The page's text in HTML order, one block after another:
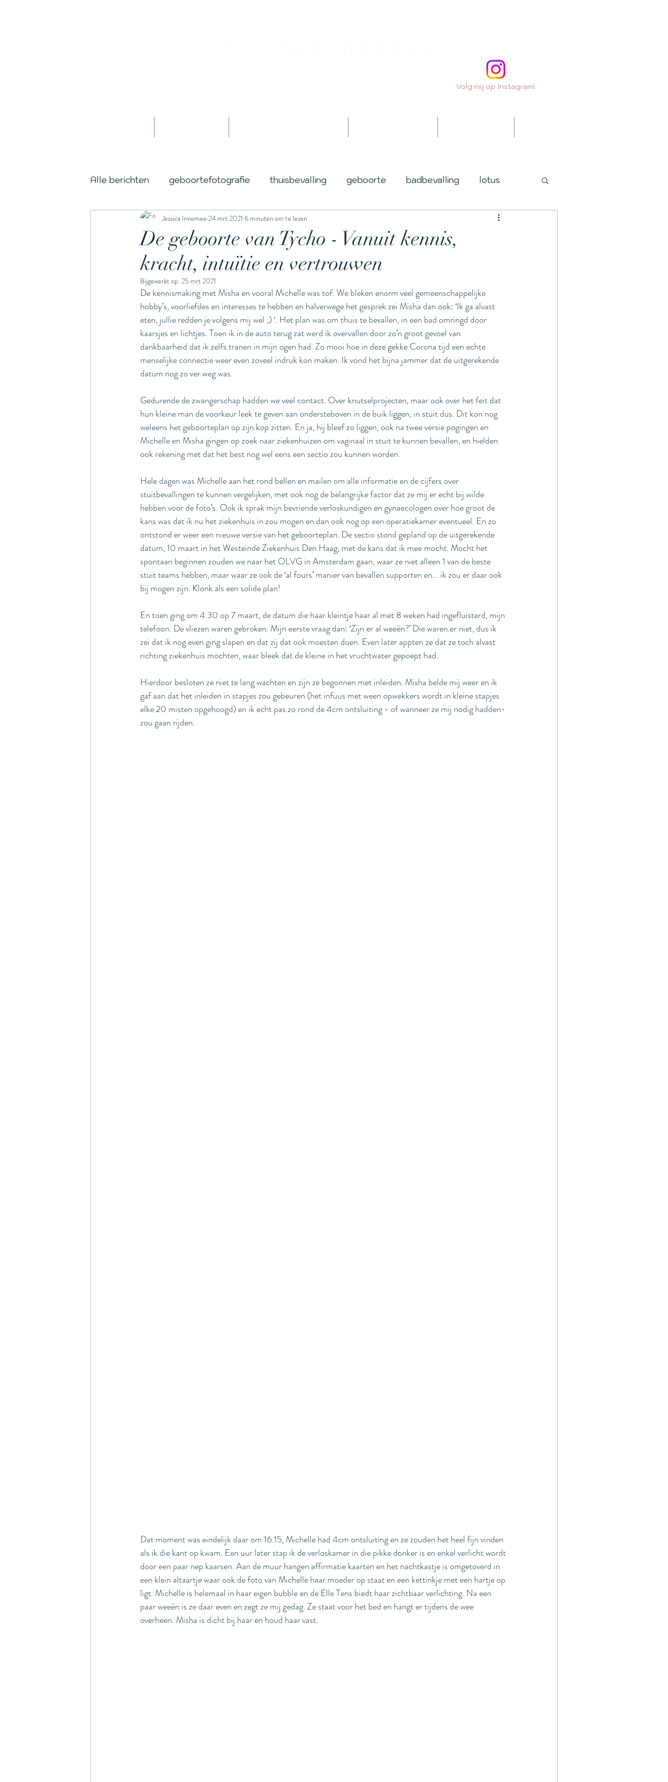
Volg mij op Instagram!
Alle berichten geboortefotografie thuisbevalling geboorte badbevalling lotus
cordburning day in the life lotus award
awardwinninphotographer stuitbevalling stuit miskraam
bodypositivity kerstmis keizersnede tweeling
De geboorte van Tycho - Vanuit kennis,
kracht, intuïtie en vertrouwen
Jessica Innemee 24 mrt 2021 6 minuten om te lezen
Bijgewerkt op: 25 mrt 2021
De kennismaking met Misha en vooral Michelle was tof. We bleken enorm veel gemeenschappelijke
hobby’s, voorliefdes en interesses te hebben en halverwege het gesprek zei Misha dan ook: ‘Ik ga alvast
eten, jullie redden je volgens mij wel ;) ‘. Het plan was om thuis te bevallen, in een bad omringd door
kaarsjes en lichtjes. Toen ik in de auto terug zat werd ik overvallen door zo’n groot gevoel van
dankbaarheid dat ik zelfs tranen in mijn ogen had. Zo mooi hoe in deze gekke Corona tijd een echte
menselijke connectie weer even zoveel indruk kon maken. Ik vond het bijna jammer dat de uitgerekende
datum nog zo ver weg was.
Gedurende de zwangerschap hadden we veel contact. Over knutselprojecten, maar ook over het feit dat
hun kleine man de voorkeur leek te geven aan ondersteboven in de buik liggen, in stuit dus. Dit kon nog
weleens het geboorteplan op zijn kop zitten. En ja, hij bleef zo liggen, ook na twee versie pogingen en
Michelle en Misha gingen op zoek naar ziekenhuizen om vaginaal in stuit te kunnen bevallen, en hielden
ook rekening met dat het best nog wel eens een sectio zou kunnen worden.
Hele dagen was Michelle aan het rond bellen en mailen om alle informatie en de cijfers over
stuitbevallingen te kunnen vergelijken, met ook nog de belangrijke factor dat ze mij er echt bij wilde
hebben voor de foto’s. Ook ik sprak mijn bevriende verloskundigen en gynaecologen over hoe groot de
kans was dat ik nu het ziekenhuis in zou mogen en dan ook nog op een operatiekamer eventueel. En zo
ontstond er weer een nieuwe versie van het geboorteplan. De sectio stond gepland op de uitgerekende
datum, 10 maart in het Westeinde Ziekenhuis Den Haag, met de kans dat ik mee mocht. Mocht het
spontaan beginnen zouden we naar het OLVG in Amsterdam gaan, waar ze niet alleen 1 van de beste
stuit teams hebben, maar waar ze ook de ‘al fours’ manier van bevallen supporten en... ik zou er daar ook
bij mogen zijn. Klonk als een solide plan!
En toen ging om 4.30 op 7 maart, de datum die haar kleintje haar al met 8 weken had ingefluisterd, mijn
telefoon. De vliezen waren gebroken. Mijn eerste vraag dan: ‘Zijn er al weeën?’ Die waren er niet, dus ik
zei dat ik nog even ging slapen en dat zij dat ook moesten doen. Even later appten ze dat ze toch alvast
richting ziekenhuis mochten, waar bleek dat de kleine in het vruchtwater gepoept had.
Hierdoor besloten ze niet te lang wachten en zijn ze begonnen met inleiden. Misha belde mij weer en ik
gaf aan dat het inleiden in stapjes zou gebeuren (het infuus met ween opwekkers wordt in kleine stapjes
elke 20 misten opgehoogd) en ik echt pas zo rond de 4cm ontsluiting - of wanneer ze mij nodig hadden-
zou gaan rijden.
Dat moment was eindelijk daar om 16.15, Michelle had 4cm ontsluiting en ze zouden het heel fijn vinden
als ik die kant op kwam. Een uur later stap ik de verloskamer in die pikke donker is en enkel verlicht wordt
door een paar nep kaarsen. Aan de muur hangen affirmatie kaarten en het nachtkastje is omgetoverd in
een klein altaartje waar ook de foto van Michelle haar moeder op staat en een kettinkje met een hartje op
ligt. Michelle is helemaal in haar eigen bubble en de Elle Tens biedt haar zichtbaar verlichting. Na een
paar weeën is ze daar even en zegt ze mij gedag. Ze staat voor het bed en hangt er tijdens de wee
overheen. Misha is dicht bij haar en houd haar vast.